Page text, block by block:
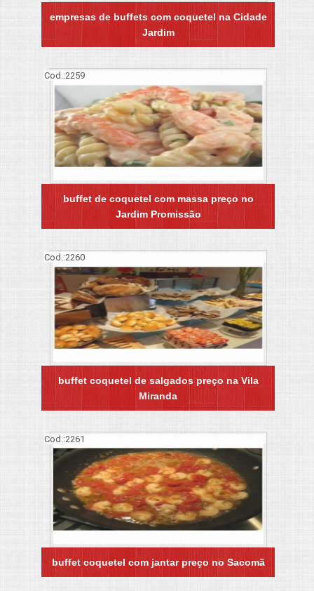
empresas de buffets com coquetel na Cidade
Jardim
Cod.:2259
buffet de coquetel com massa preço no
Jardim Promissão
Cod.:2260
buffet coquetel de salgados preço na Vila
Miranda
Cod.:2261
buffet coquetel com jantar preço no Sacomã